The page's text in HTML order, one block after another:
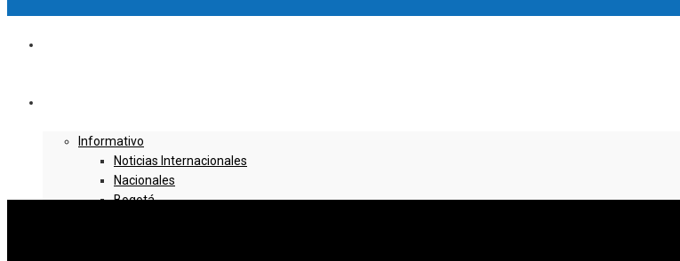
Informativo
Noticias Internacionales
Nacionales
Bogotá